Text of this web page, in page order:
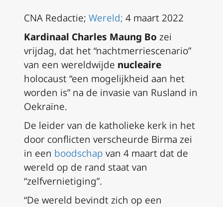
CNA Redactie; Wereld; 4 maart 2022
Kardinaal Charles Maung Bo zei
vrijdag, dat het “nachtmerriescenario”
van een wereldwijde nucleaire
holocaust “een mogelijkheid aan het
worden is” na de invasie van Rusland in
Oekraïne.
De leider van de katholieke kerk in het
door conflicten verscheurde Birma zei
in een boodschap van 4 maart dat de
wereld op de rand staat van
“zelfvernietiging”.
“De wereld bevindt zich op een